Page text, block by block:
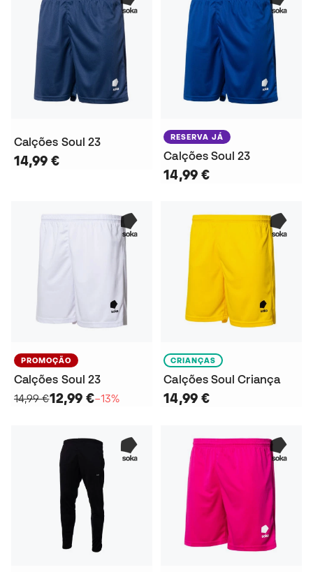
Calções Soul 23
14,99 €
RESERVA JÁ
Calções Soul 23
14,99 €
PROMOÇÃO
Calções Soul 23
14,99 €12,99 €−13%
CRIANÇAS
Calções Soul Criança
14,99 €